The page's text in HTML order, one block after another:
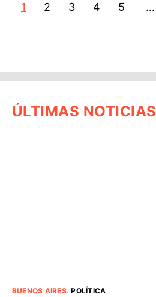
1 2 3 4 5 …
ÚLTIMAS NOTICIAS
BUENOS AIRES.POLÍTICA